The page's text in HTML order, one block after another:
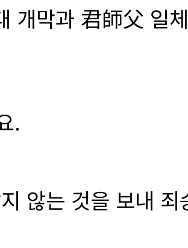
개막과 君師父 일
.
않는 것을 보내